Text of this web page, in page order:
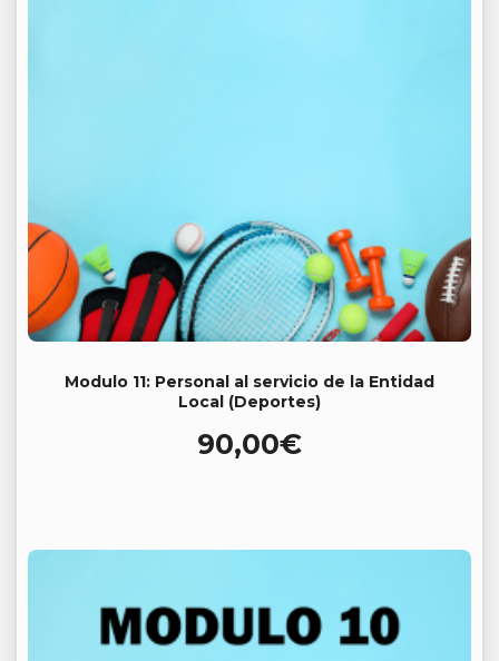
Modulo 11: Personal al servicio de la Entidad
Local (Deportes)
90,00€